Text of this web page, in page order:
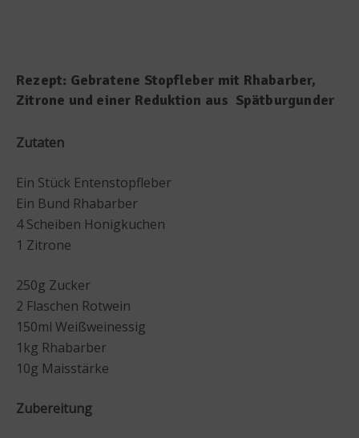
Rezept: Gebratene Stopfleber mit Rhabarber,
Zitrone und einer Reduktion aus Spätburgunder
Zutaten
Ein Stück Entenstopfleber
Ein Bund Rhabarber
4 Scheiben Honigkuchen
1 Zitrone
250g Zucker
2 Flaschen Rotwein
150ml Weißweinessig
1kg Rhabarber
10g Maisstärke
Zubereitung